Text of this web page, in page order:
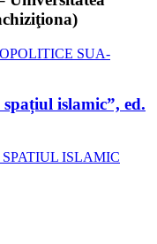
islamic”, ed.